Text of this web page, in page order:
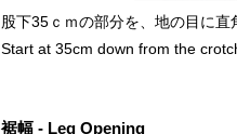
股下35ｃｍの部分を、地の目に
Start at 35cm down from the
裾幅 - Leg Opening